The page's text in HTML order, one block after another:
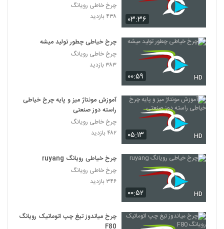
۰۳:۳۶
چرخ خاطی رویانگ
۴۳۸ بازدید
۰۰:۵۹ HD
چرخ خیاطی چطور تولید میشه
چرخ خاطی رویانگ
۳۸۳ بازدید
۰۵:۱۳ HD
آموزش مونتاژ میز و پایه چرخ خیاطی
راسته دوز صنعتی
چرخ خاطی رویانگ
۴۸۲ بازدید
۰۰:۵۲ HD
چرخ خیاطی رویانگ ruyang
چرخ خاطی رویانگ
۳۴۶ بازدید
چرخ میاندوز تیغ چپ اتوماتیک رویانگ
F80